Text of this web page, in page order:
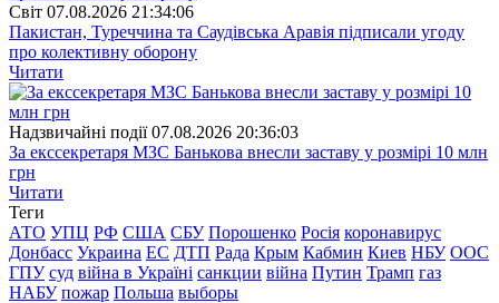
Свiт 07.08.2026 21:34:06
Пакистан, Туреччина та Саудівська Аравія підписали угоду
про колективну оборону
Читати
Надзвичайні події 07.08.2026 20:36:03
За екссекретаря МЗС Банькова внесли заставу у розмірі 10 млн
грн
Читати
Теги
АТО УПЦ РФ США СБУ Порошенко Росія коронавирус
Донбасс Украина ЕС ДТП Рада Крым Кабмин Киев НБУ ООС
ГПУ суд війна в Україні санкции війна Путин Трамп газ
НАБУ пожар Польша выборы